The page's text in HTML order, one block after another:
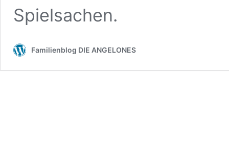
Spielsachen.
Familienblog DIE ANGELONES